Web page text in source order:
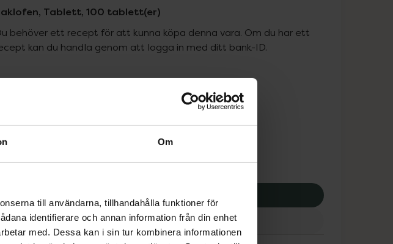
Om
till användarna, tillhandahålla funktioner för
identifierare och annan information från din enhet
med. Dessa kan i sin tur kombinera informationen
Tablett, 100 tablett(er)
behöver ett recept för att kunna köpa denna vara. Om du har ett
kan du handla genom att logga in med ditt bank-ID.
Pris med recept
Högkostnadsskyddet gäller
252,30 kr
I apotek:252,30 kr
Köp via ditt recept